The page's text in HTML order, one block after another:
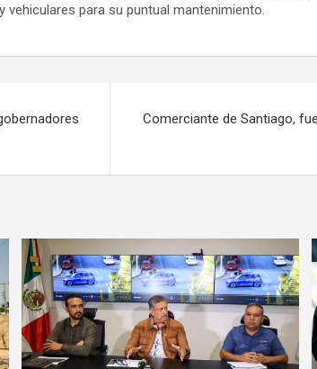
para su puntual mantenimiento.
Comerciante de Santiago,